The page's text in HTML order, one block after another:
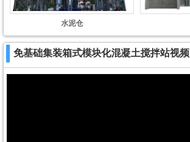
水泥仓
免基础集装箱式模块化混凝土搅拌站视频